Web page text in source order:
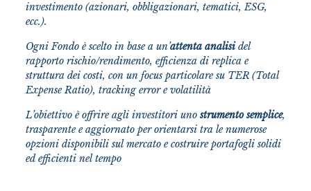
investimento (azionari, obbligazionari, tematici, ESG,
ecc.).
Ogni Fondo è scelto in base a un’attenta analisidel
rapporto rischio/rendimento, efficienza di replica e
struttura dei costi, con un focus particolare su TER (Total
Expense Ratio), tracking error e volatilità
L’obiettivo è offrire agli investitori unostrumento semplice,
trasparente e aggiornato per orientarsi tra le numerose
opzioni disponibili sul mercato e costruire portafogli solidi
ed efficienti nel tempo